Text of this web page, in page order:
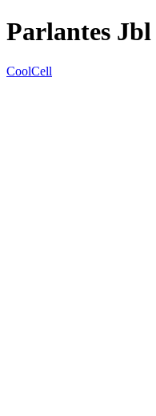
Parlantes Jbl
CoolCell